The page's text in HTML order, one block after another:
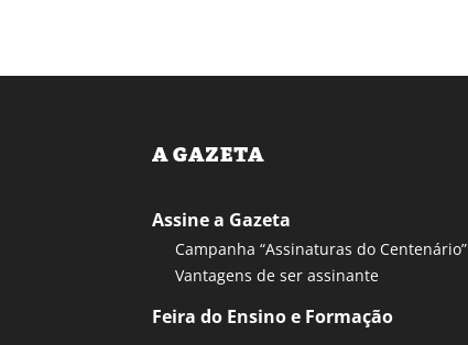
A GAZETA
Assine a Gazeta
Campanha “Assinaturas do Centenário”
Vantagens de ser assinante
Feira do Ensino e Formação